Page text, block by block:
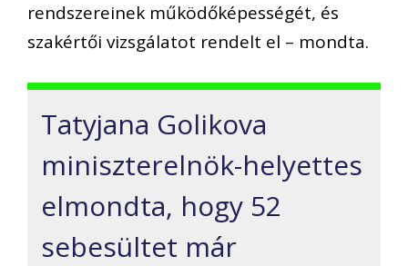
rendszereinek működőképességét, és
szakértői vizsgálatot rendelt el – mondta.
Tatyjana Golikova
miniszterelnök-helyettes
elmondta, hogy 52
sebesültet már